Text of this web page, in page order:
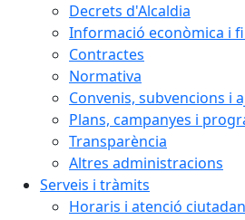
Decrets d'Alcaldia
Informació econòmica i
Contractes
Normativa
Convenis, subvencions i
Plans, campanyes i
Transparència
Altres administracions
Serveis i tràmits
Horaris i atenció